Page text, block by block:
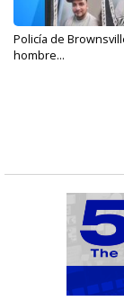
Policía de
hombre...